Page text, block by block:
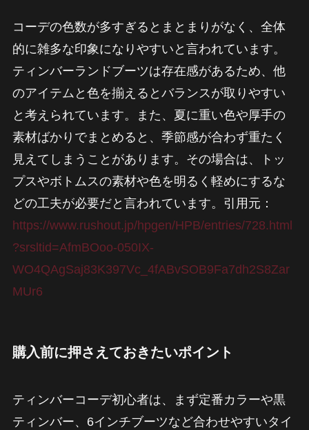
コーデの色数が多すぎるとまとまりがなく、全体
的に雑多な印象になりやすいと言われています。
ティンバーランドブーツは存在感があるため、他
のアイテムと色を揃えるとバランスが取りやすい
と考えられています。また、夏に重い色や厚手の
素材ばかりでまとめると、季節感が合わず重たく
見えてしまうことがあります。その場合は、トッ
プスやボトムスの素材や色を明るく軽めにするな
どの工夫が必要だと言われています。引用元：
https://www.rushout.jp/hpgen/HPB/entries/728.html
?srsltid=AfmBOoo-050IX-
WO4QAgSaj83K397Vc_4fABvSOB9Fa7dh2S8Zar
MUr6
購入前に押さえておきたいポイント
ティンバーコーデ初心者は、まず定番カラーや黒
ティンバー、6インチブーツなど合わせやすいタイ